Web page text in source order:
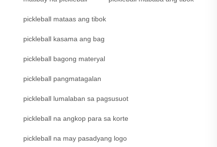
pickleball mataas ang tibok
pickleball kasama ang bag
pickleball bagong materyal
pickleball pangmatagalan
pickleball lumalaban sa pagsusuot
pickleball na angkop para sa korte
pickleball na may pasadyang logo